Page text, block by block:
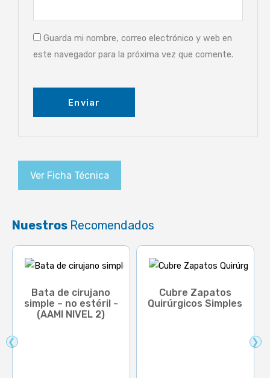
Guarda mi nombre, correo electrónico y web en
este navegador para la próxima vez que comente.
Ver Ficha Técnica
Nuestros Recomendados
❮ ❯
Bata de cirujano
simple – no estéril -
(AAMI NIVEL 2)
Cubre Zapatos
Quirúrgicos Simples